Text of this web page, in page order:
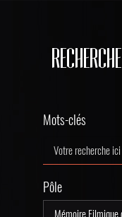
RECHERCHE
Mots-clés
Pôle